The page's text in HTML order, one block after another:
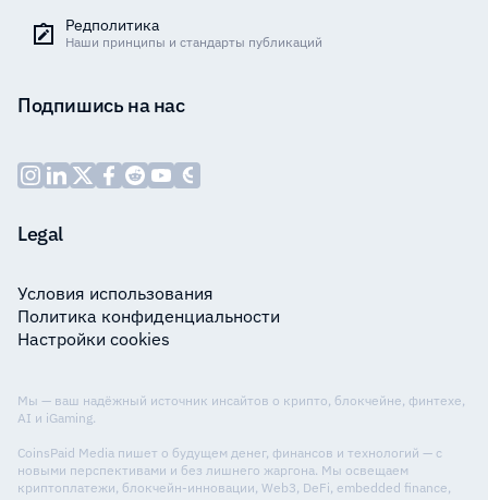
Редполитика
Наши принципы и стандарты публикаций
Подпишись на нас
Legal
Условия использования
Политика конфиденциальности
Настройки cookies
Мы — ваш надёжный источник инсайтов о крипто, блокчейне, финтехе,
AI и iGaming.
CoinsPaid Media пишет о будущем денег, финансов и технологий — с
новыми перспективами и без лишнего жаргона. Мы освещаем
криптоплатежи, блокчейн-инновации, Web3, DeFi, embedded finance,